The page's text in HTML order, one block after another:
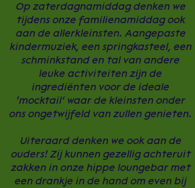
Op zaterdagnamiddag denken we
tijdens onze familienamiddag ook
aan de allerkleinsten. Aangepaste
kindermuziek, een springkasteel, een
schminkstand en tal van andere
leuke activiteiten zijn de
ingrediënten voor de ideale
‘mocktail’ waar de kleinsten onder
ons ongetwijfeld van zullen genieten.
Uiteraard denken we ook aan de
ouders! Zij kunnen gezellig achteruit
zakken in onze hippe loungebar met
een drankje in de hand om even bij